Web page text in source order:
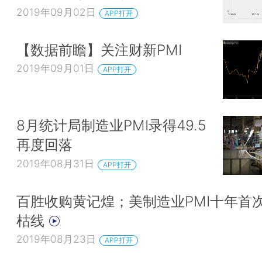
2019年09月02日 APP打开
【数据前瞻】关注财新PMI
2019年09月01日 APP打开
8月统计局制造业PMI录得49.5
再度回落
2019年08月31日 APP打开
百胜收购黄记煌；美制造业PMI十年首
枯线
2019年08月23日 APP打开